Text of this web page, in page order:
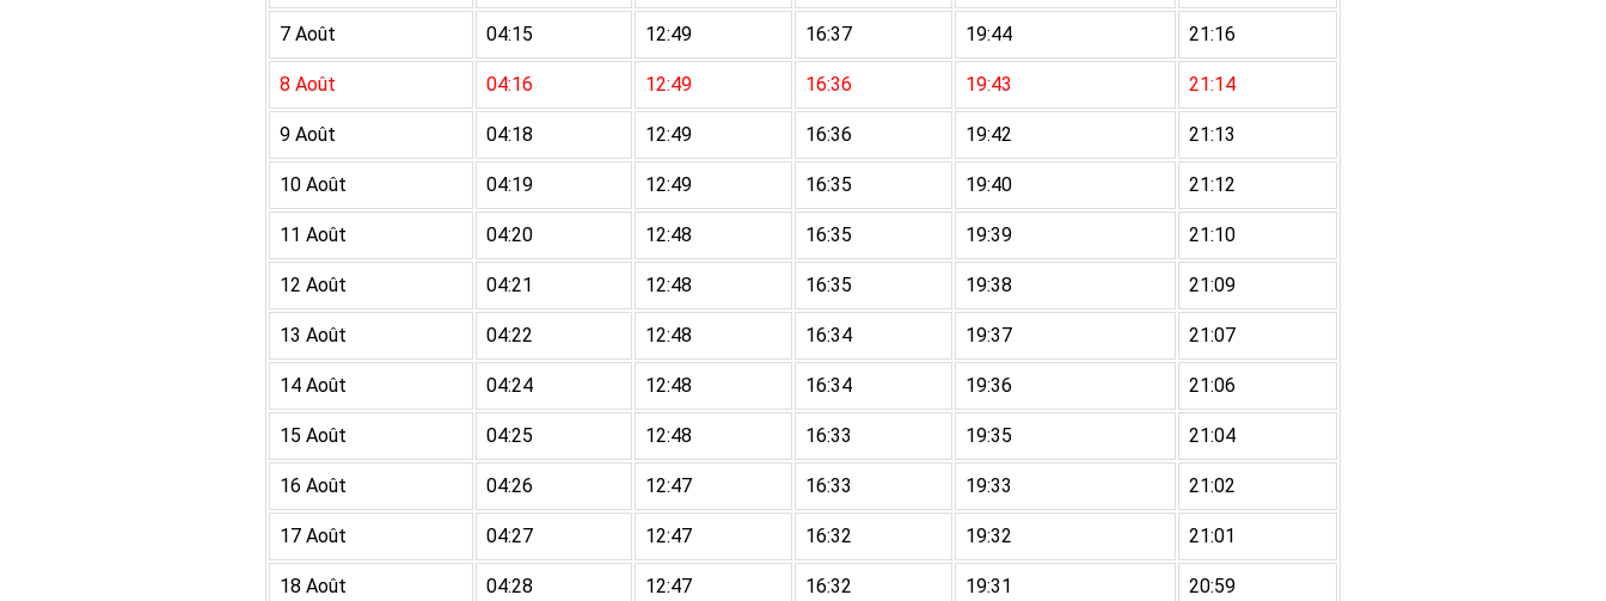
7 Août 04:15 12:49 16:37 19:44 21:16
8 Août 04:16 12:49 16:36 19:43 21:14
9 Août 04:18 12:49 16:36 19:42 21:13
10 Août 04:19 12:49 16:35 19:40 21:12
11 Août 04:20 12:48 16:35 19:39 21:10
12 Août 04:21 12:48 16:35 19:38 21:09
13 Août 04:22 12:48 16:34 19:37 21:07
14 Août 04:24 12:48 16:34 19:36 21:06
15 Août 04:25 12:48 16:33 19:35 21:04
16 Août 04:26 12:47 16:33 19:33 21:02
17 Août 04:27 12:47 16:32 19:32 21:01
18 Août 04:28 12:47 16:32 19:31 20:59